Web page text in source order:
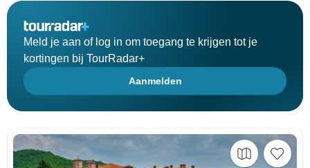
Meld je aan of log in om toegang te krijgen tot je
kortingen bij TourRadar+
Aanmelden